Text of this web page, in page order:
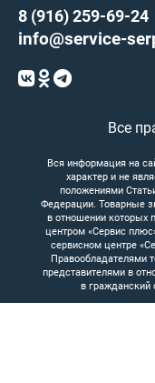
8 (916) 259-69-24
info@service-
Все
Вся информация на
характер и не
положениями
Федерации. Товарные
в отношении которых
центром «Сервис
сервисном центре
Правообладателями
представителями в
в гражданский